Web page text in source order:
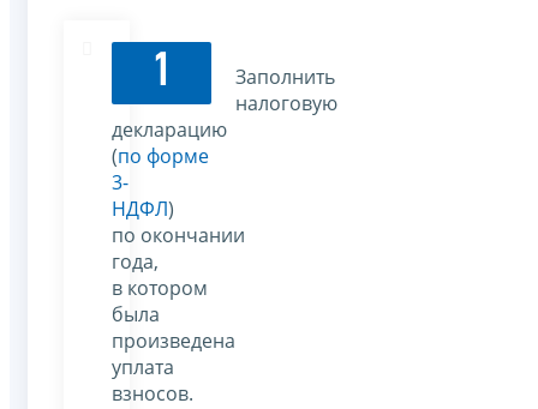
1
Заполнить
налоговую
декларацию
(по форме
3-
НДФЛ)
по окончании
года,
в котором
была
произведена
уплата
взносов.